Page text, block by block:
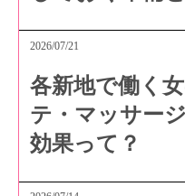
2026/07/21
各新地で働く
テ・マッサー
効果って？